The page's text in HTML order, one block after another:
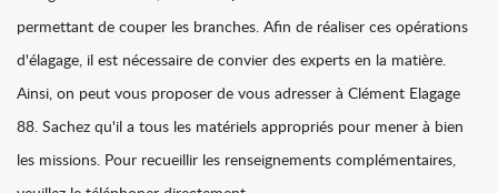
permettant de couper les branches. Afin de réaliser ces opérations
d'élagage, il est nécessaire de convier des experts en la matière.
Ainsi, on peut vous proposer de vous adresser à Clément Elagage
88. Sachez qu'il a tous les matériels appropriés pour mener à bien
les missions. Pour recueillir les renseignements complémentaires,